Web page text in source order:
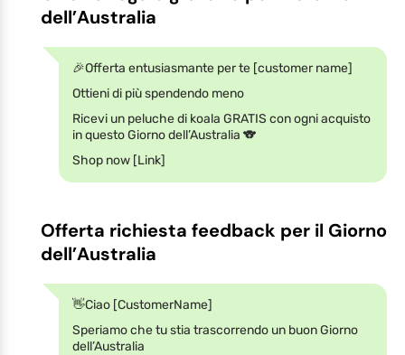
dell’Australia
🎉Offerta entusiasmante per te [customer name]
Ottieni di più spendendo meno
Ricevi un peluche di koala GRATIS con ogni acquisto
in questo Giorno dell’Australia 🐨
Shop now [Link]
Offerta richiesta feedback per il Giorno
dell’Australia
👋Ciao [CustomerName]
Speriamo che tu stia trascorrendo un buon Giorno
dell’Australia